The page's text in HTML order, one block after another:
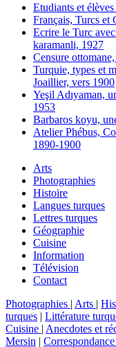
Etudiants et
Français, Turcs et
Ecrire le Turc
karamanli, 1927
Censure
Turquie, types et
Joaillier, vers 1900
Yeşil Adıyaman,
1953
Barbaros koyu,
Atelier Phébus,
1890-1900
Arts
Photographies
Histoire
Langues turques
Lettres turques
Géographie
Cuisine
Information
Télévision
Contact
Photographies | Arts |
turques | Littérature
Cuisine | Anecdotes et
Mersin |